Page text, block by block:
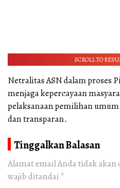
SCROLL TO
Netralitas ASN dalam proses
menjaga kepercayaan
pelaksanaan pemilihan
dan transparan.
Tinggalkan Balasan
Alamat email Anda tidak
wajib ditandai *